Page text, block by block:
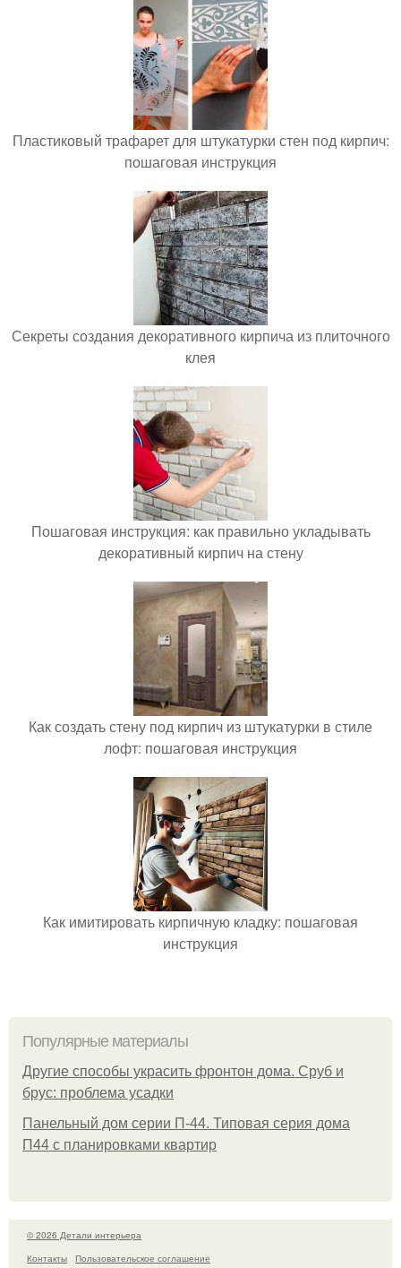
Пластиковый трафарет для штукатурки стен под кирпич:
пошаговая инструкция
Секреты создания декоративного кирпича из плиточного
клея
Пошаговая инструкция: как правильно укладывать
декоративный кирпич на стену
Как создать стену под кирпич из штукатурки в стиле
лофт: пошаговая инструкция
Как имитировать кирпичную кладку: пошаговая
инструкция
Популярные материалы
Другие способы украсить фронтон дома. Сруб и
брус: проблема усадки
Панельный дом серии П-44. Типовая серия дома
П44 с планировками квартир
© 2026 Детали интерьера
Контакты
Пользовательское соглашение